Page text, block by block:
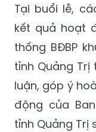
Tại buổi lễ,
kết quả hoạt
thống BĐBP
tỉnh Quảng
luận, góp ý
động của
tỉnh Quảng Trị